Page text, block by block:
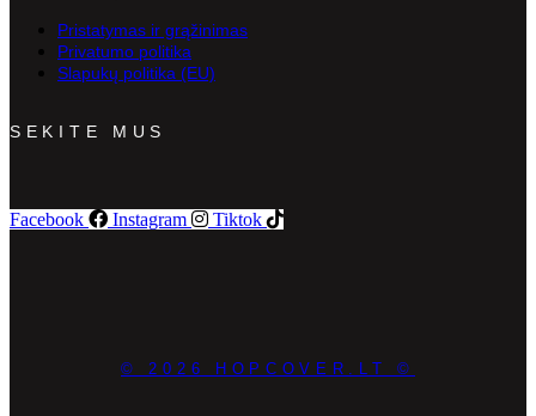
Pristatymas ir grąžinimas
Privatumo politika
Slapukų politika (EU)
SEKITE MUS
Facebook Instagram Tiktok
© 2026 HOPCOVER.LT ©